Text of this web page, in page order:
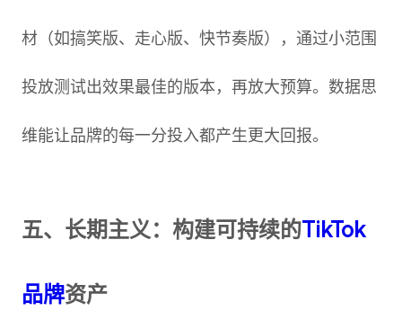
材（如搞笑版、走心版、快节奏版），通过小范围
投放测试出效果最佳的版本，再放大预算。数据思
维能让品牌的每一分投入都产生更大回报。
五、长期主义：构建可持续的TikTok
品牌资产